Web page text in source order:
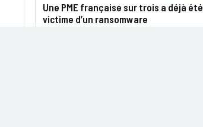
Une PME française sur trois a déjà été
victime d’un ransomware